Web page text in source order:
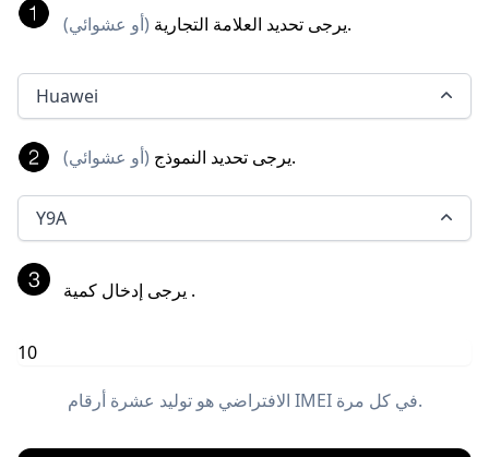
يرجى تحديد العلامة التجارية (أو عشوائي) .
Huawei
يرجى تحديد النموذج (أو عشوائي) .
Y9A
يرجى إدخال كمية .
الافتراضي هو توليد عشرة أرقام IMEI في كل مرة.